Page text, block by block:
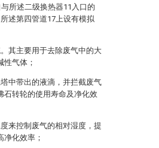
所述二级换热器11入口的
述第四管道17上设有模拟
其主要用于去除废气中的大
气体；
中带出的液滴，并拦截废气
石转轮的使用寿命及净化效
来控制废气的相对湿度，提
化效率；